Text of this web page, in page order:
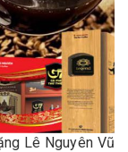
Lê Nguyên Vũ